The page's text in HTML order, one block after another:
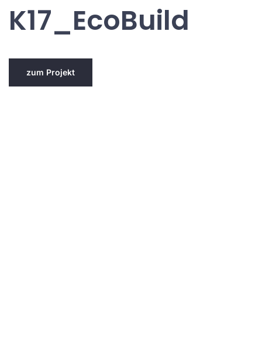
K17_EcoBuild
zum Projekt